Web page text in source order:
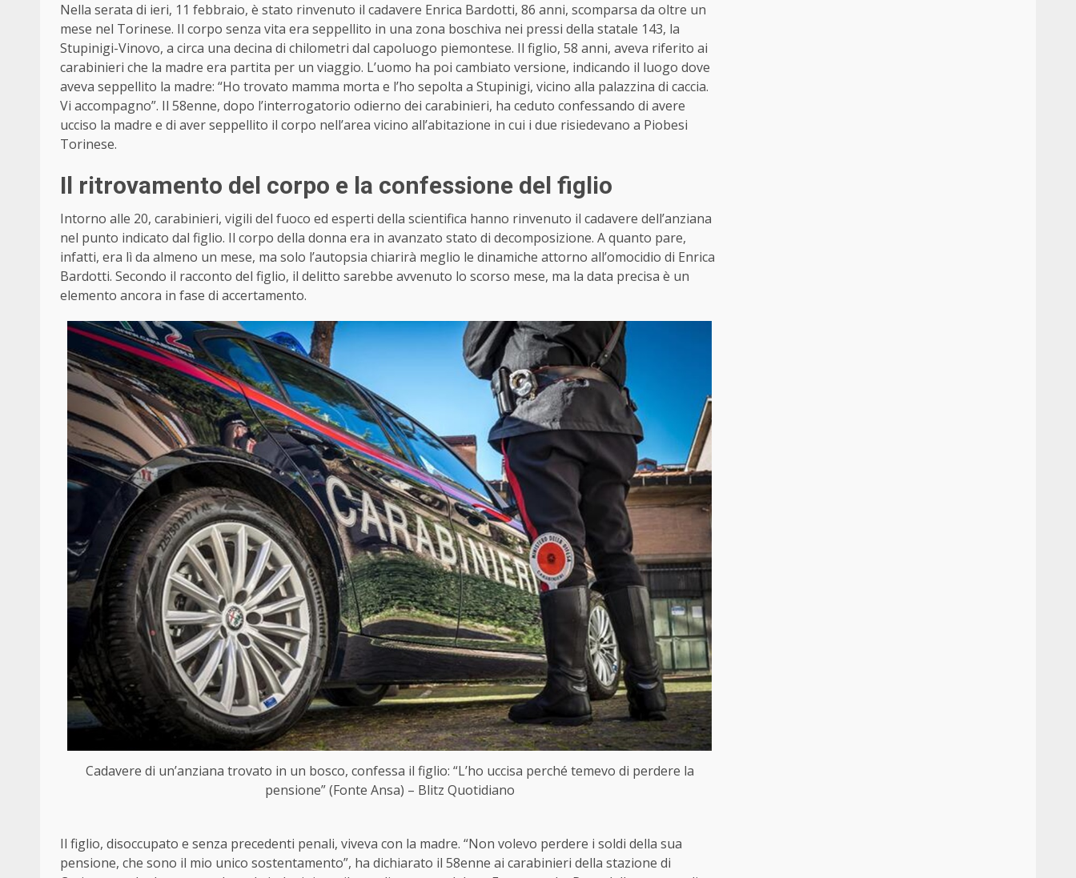
Nella serata di ieri, 11 febbraio, è stato rinvenuto il cadavere Enrica Bardotti, 86 anni, scomparsa da oltre un
mese nel Torinese. Il corpo senza vita era seppellito in una zona boschiva nei pressi della statale 143, la
Stupinigi-Vinovo, a circa una decina di chilometri dal capoluogo piemontese. Il figlio, 58 anni, aveva riferito ai
carabinieri che la madre era partita per un viaggio. L’uomo ha poi cambiato versione, indicando il luogo dove
aveva seppellito la madre: “Ho trovato mamma morta e l’ho sepolta a Stupinigi, vicino alla palazzina di caccia.
Vi accompagno”. Il 58enne, dopo l’interrogatorio odierno dei carabinieri, ha ceduto confessando di avere
ucciso la madre e di aver seppellito il corpo nell’area vicino all’abitazione in cui i due risiedevano a Piobesi
Torinese.
Il ritrovamento del corpo e la confessione del figlio
Intorno alle 20, carabinieri, vigili del fuoco ed esperti della scientifica hanno rinvenuto il cadavere dell’anziana
nel punto indicato dal figlio. Il corpo della donna era in avanzato stato di decomposizione. A quanto pare,
infatti, era lì da almeno un mese, ma solo l’autopsia chiarirà meglio le dinamiche attorno all’omocidio di Enrica
Bardotti. Secondo il racconto del figlio, il delitto sarebbe avvenuto lo scorso mese, ma la data precisa è un
elemento ancora in fase di accertamento.
Cadavere di un’anziana trovato in un bosco, confessa il figlio: “L’ho uccisa perché temevo di perdere la
pensione” (Fonte Ansa) – Blitz Quotidiano
Il figlio, disoccupato e senza precedenti penali, viveva con la madre. “Non volevo perdere i soldi della sua
pensione, che sono il mio unico sostentamento”, ha dichiarato il 58enne ai carabinieri della stazione di